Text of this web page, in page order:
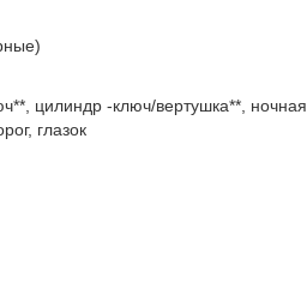
цилиндр -ключ/вертушка**, ночная
глазок